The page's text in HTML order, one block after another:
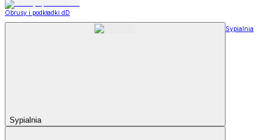
Obrusy i podkładki dD
Sypialnia
Sypialnia